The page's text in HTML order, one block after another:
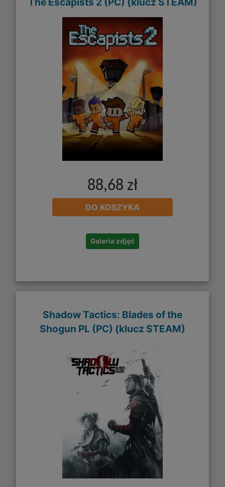
88,68 zł
DO KOSZYKA
Galeria zdjęć
Shadow Tactics: Blades of the
Shogun PL (PC) (klucz STEAM)